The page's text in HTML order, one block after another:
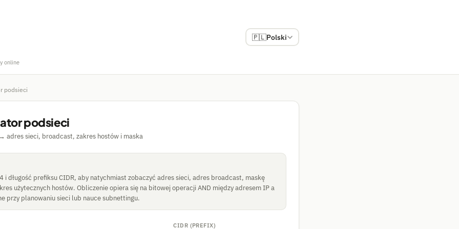
online
🇵🇱Polski
podsieci
podsieci
adres sieci, broadcast, zakres hostów i maska
i długość prefiksu CIDR, aby natychmiast zobaczyć adres sieci, adres broadcast, maskę
użytecznych hostów. Obliczenie opiera się na bitowej operacji AND między adresem IP a
przy planowaniu sieci lub nauce subnettingu.
CIDR (PREFIX)